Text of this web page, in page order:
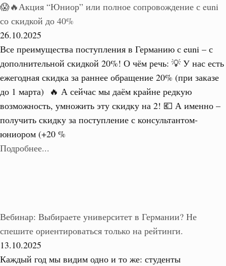
😱🔥Акция “Юниор” или полное сопровождение с euni
со скидкой до 40%
26.10.2025
Все преимущества поступления в Германию с euni – с
дополнительной скидкой 20%! О чём речь: 💡 У нас есть
ежегодная скидка за раннее обращение 20% (при заказе
до 1 марта) 🔥 А сейчас мы даём крайне редкую
возможность, умножить эту скидку на 2! 💶 А именно –
получить скидку за поступление с консультантом-
юниором (+20 %
Подробнее...
Вебинар: Выбираете университет в Германии? Не
спешите ориентироваться только на рейтинги.
13.10.2025
Каждый год мы видим одно и то же: студенты